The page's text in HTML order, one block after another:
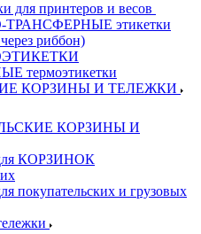
для принтеров и весов
этикетки
риббон)
термоэтикетки
КОРЗИНЫ И ТЕЛЕЖКИ
КОРЗИНЫ И
КОРЗИНОК
покупательских и грузовых